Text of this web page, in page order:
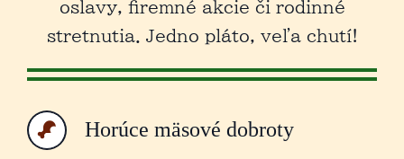
oslavy, firemné akcie či rodinné
stretnutia. Jedno pláto, veľa chutí!
Horúce mäsové dobroty